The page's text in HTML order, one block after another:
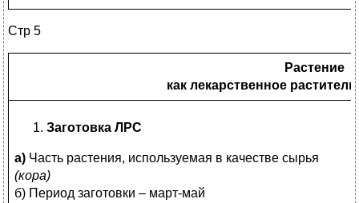
Стр 5
Растение
как лекарственное
Заготовка ЛРС
а) Часть растения, используемая в качестве сырья
(кора)
б) Период заготовки – март-май